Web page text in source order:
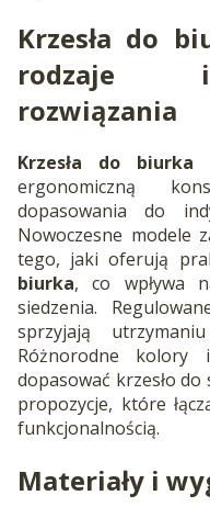
Krzesła do
rodzaje i
rozwiązania
Krzesła do biurka
ergonomiczną
dopasowania do
Nowoczesne modele
tego, jaki oferują
biurka, co wpływa
siedzenia.
sprzyjają
Różnorodne
dopasować krzesło
propozycje, które
funkcjonalnością.
Materiały i